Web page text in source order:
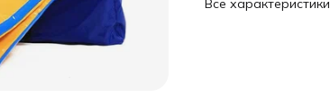
Все характеристики